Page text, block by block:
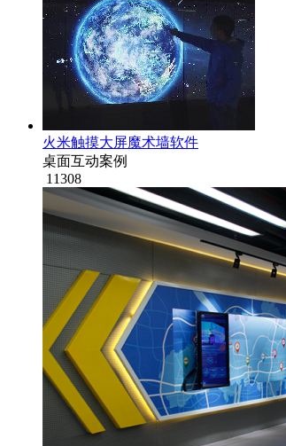
火米触摸大屏魔术墙软件
桌面互动案例
11308